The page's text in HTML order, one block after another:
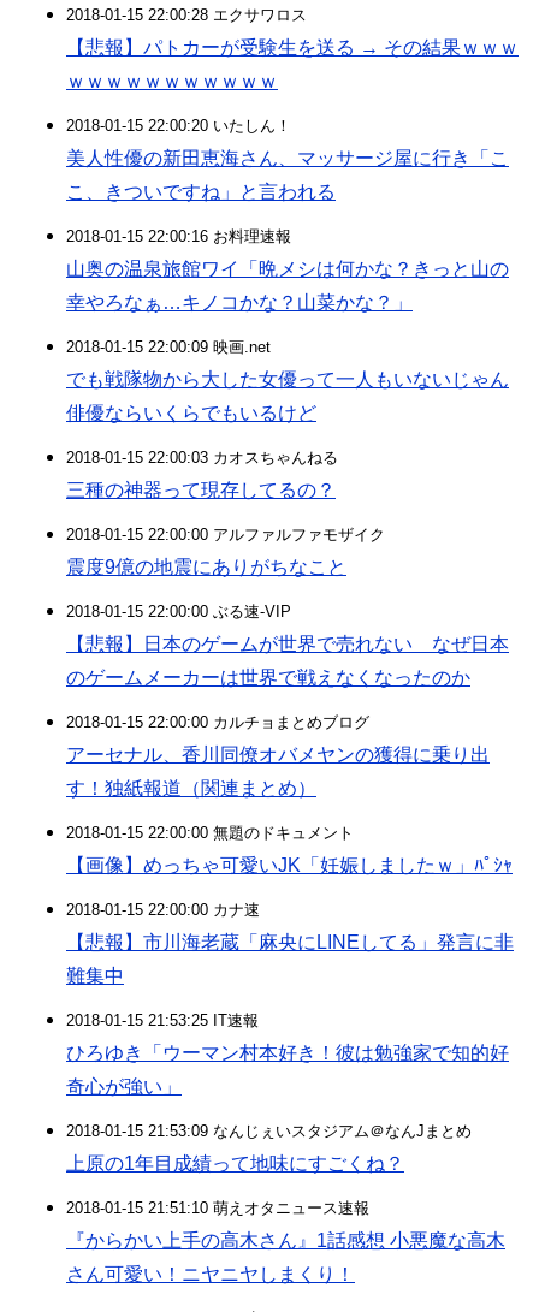
2018-01-15 22:00:28 エクサワロス
【悲報】パトカーが受験生を送る → その結果ｗｗｗ
ｗｗｗｗｗｗｗｗｗｗｗ
2018-01-15 22:00:20 いたしん！
美人性優の新田恵海さん、マッサージ屋に行き「こ
こ、きついですね」と言われる
2018-01-15 22:00:16 お料理速報
山奥の温泉旅館ワイ「晩メシは何かな？きっと山の
幸やろなぁ…キノコかな？山菜かな？」
2018-01-15 22:00:09 映画.net
でも戦隊物から大した女優って一人もいないじゃん
俳優ならいくらでもいるけど
2018-01-15 22:00:03 カオスちゃんねる
三種の神器って現存してるの？
2018-01-15 22:00:00 アルファルファモザイク
震度9億の地震にありがちなこと
2018-01-15 22:00:00 ぶる速-VIP
【悲報】日本のゲームが世界で売れない なぜ日本
のゲームメーカーは世界で戦えなくなったのか
2018-01-15 22:00:00 カルチョまとめブログ
アーセナル、香川同僚オバメヤンの獲得に乗り出
す！独紙報道（関連まとめ）
2018-01-15 22:00:00 無題のドキュメント
【画像】めっちゃ可愛いJK「妊娠しましたｗ」ﾊﾟｼｬ
2018-01-15 22:00:00 カナ速
【悲報】市川海老蔵「麻央にLINEしてる」発言に非
難集中
2018-01-15 21:53:25 IT速報
ひろゆき「ウーマン村本好き！彼は勉強家で知的好
奇心が強い」
2018-01-15 21:53:09 なんじぇいスタジアム＠なんJまとめ
上原の1年目成績って地味にすごくね？
2018-01-15 21:51:10 萌えオタニュース速報
『からかい上手の高木さん』1話感想 小悪魔な高木
さん可愛い！ニヤニヤしまくり！